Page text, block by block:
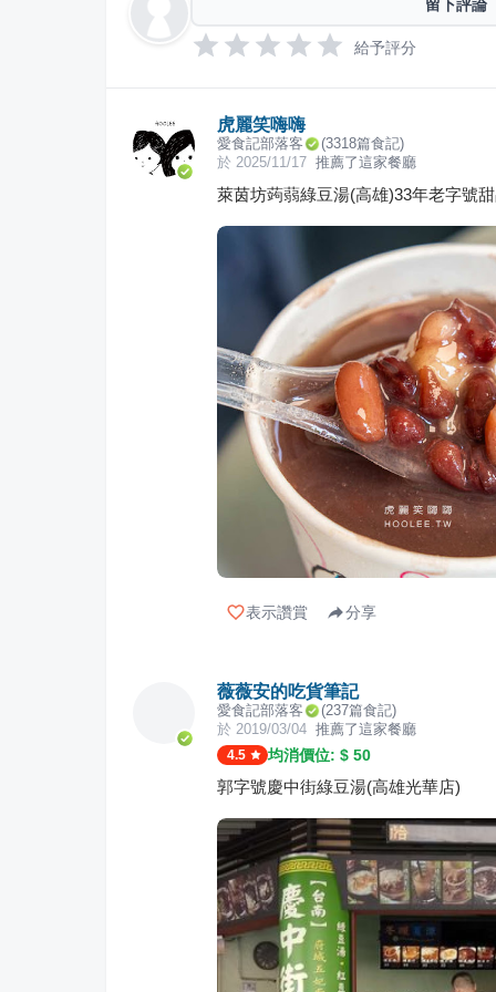
留下評論
給予評分
虎麗笑嗨嗨
愛食記部落客 (3318篇食記)
於 2025/11/17 推薦了這家餐廳
萊茵坊蒟蒻綠豆湯(高雄)33年老字號
表示讚賞 分享
薇薇安的吃貨筆記
愛食記部落客 (237篇食記)
於 2019/03/04 推薦了這家餐廳
4.5 均消價位: $ 50
郭字號慶中街綠豆湯(高雄光華店)